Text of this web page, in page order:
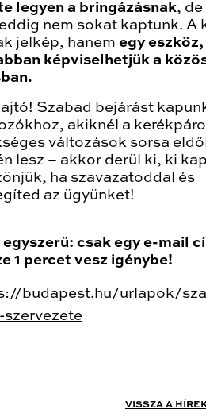
legyen a bringázásnak,
nem sokat kaptunk. A
jelkép, hanem egy eszköz,
képviselhetjük a
Szabad bejárást
akiknél a
változások sorsa
lesz – akkor derül ki, ki
ha szavazatoddal és
az ügyünket!
egyszerű: csak egy e-mail
1 percet vesz igénybe!
budapest.hu/urlapok/
VISSZA A